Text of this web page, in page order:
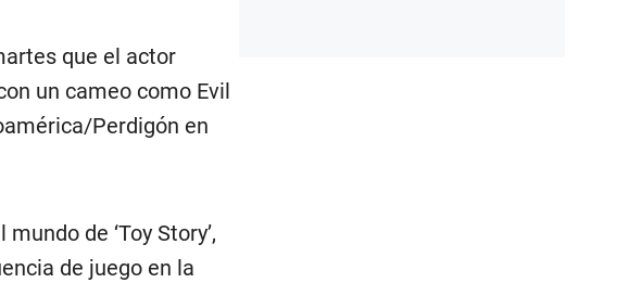
que el actor
un cameo como Evil
Perdigón en
de ‘Toy Story’,
de juego en la